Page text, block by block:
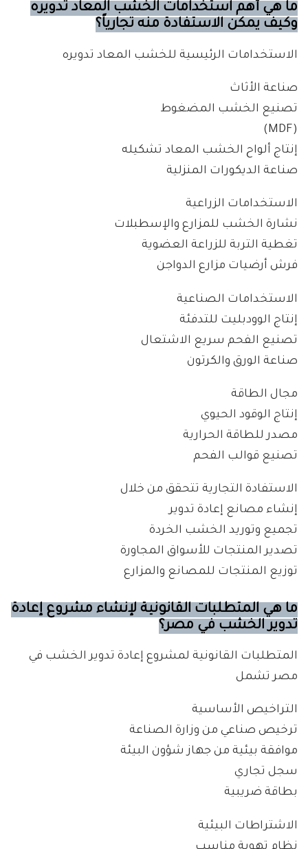
ما هي أهم استخدامات الخشب المعاد تدويره
وكيف يمكن الاستفادة منه تجارياً؟
الاستخدامات الرئيسية للخشب المعاد تدويره
صناعة الأثاث
تصنيع الخشب المضغوط
(MDF)
إنتاج ألواح الخشب المعاد تشكيله
صناعة الديكورات المنزلية
الاستخدامات الزراعية
نشارة الخشب للمزارع والإسطبلات
تغطية التربة للزراعة العضوية
فرش أرضيات مزارع الدواجن
الاستخدامات الصناعية
إنتاج الوودبليت للتدفئة
تصنيع الفحم سريع الاشتعال
صناعة الورق والكرتون
مجال الطاقة
إنتاج الوقود الحيوي
مصدر للطاقة الحرارية
تصنيع قوالب الفحم
الاستفادة التجارية تتحقق من خلال
إنشاء مصانع إعادة تدوير
تجميع وتوريد الخشب الخردة
تصدير المنتجات للأسواق المجاورة
توزيع المنتجات للمصانع والمزارع
ما هي المتطلبات القانونية لإنشاء مشروع إعادة
تدوير الخشب في مصر؟
المتطلبات القانونية لمشروع إعادة تدوير الخشب في
مصر تشمل
التراخيص الأساسية
ترخيص صناعي من وزارة الصناعة
موافقة بيئية من جهاز شؤون البيئة
سجل تجاري
بطاقة ضريبية
الاشتراطات البيئية